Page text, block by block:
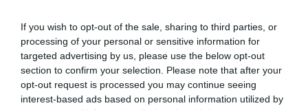
If you wish to opt-out of the sale, sharing to third parties, or
processing of your personal or sensitive information for
targeted advertising by us, please use the below opt-out
section to confirm your selection. Please note that after your
opt-out request is processed you may continue seeing
interest-based ads based on personal information utilized by